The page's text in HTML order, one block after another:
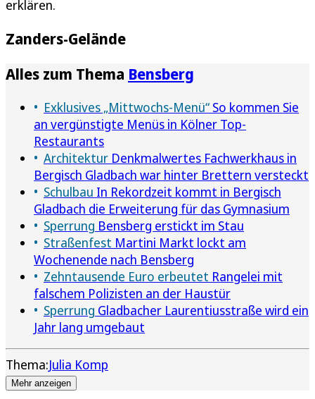
erklären.
Zanders-Gelände
Alles zum Thema Bensberg
Exklusives „Mittwochs-Menü“ So kommen Sie
an vergünstigte Menüs in Kölner Top-
Restaurants
Architektur Denkmalwertes Fachwerkhaus in
Bergisch Gladbach war hinter Brettern versteckt
Schulbau In Rekordzeit kommt in Bergisch
Gladbach die Erweiterung für das Gymnasium
Sperrung Bensberg erstickt im Stau
Straßenfest Martini Markt lockt am
Wochenende nach Bensberg
Zehntausende Euro erbeutet Rangelei mit
falschem Polizisten an der Haustür
Sperrung Gladbacher Laurentiusstraße wird ein
Jahr lang umgebaut
Thema:Julia Komp
Mehr anzeigen